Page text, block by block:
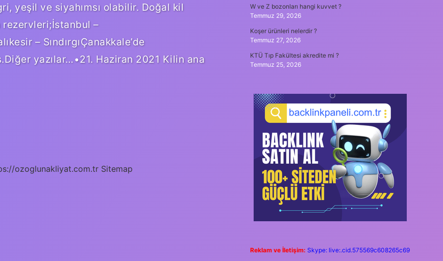
yeşil ve siyahımsı olabilir. Doğal kil
rezervleri;İstanbul –
– SındırgıÇanakkale’de
yazılar…•21. Haziran 2021 Kilin ana
ozoglunakliyat.com.tr Sitemap
W ve Z bozonları hangi kuvvet ?
Temmuz 29, 2026
Koşer ürünleri nelerdir ?
Temmuz 27, 2026
KTÜ Tıp Fakültesi akredite mi ?
Temmuz 25, 2026
Reklam ve İletişim: Skype: live:.cid.575569c608265c69